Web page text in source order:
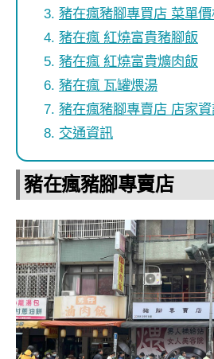
豬在瘋豬腳專買店 菜單
豬在瘋 紅燒富貴豬腳飯
豬在瘋 紅燒富貴爌肉飯
豬在瘋 瓦罐煨湯
豬在瘋豬腳專賣店 店家
交通資訊
豬在瘋豬腳專賣店